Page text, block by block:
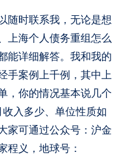
随时联系我，无论是想
上海个人债务重组怎么
能详细解答。我和我的
手案例上千例，其中上
，你的情况基本说几个
入多少、单位性质如
家可通过公众号：沪金
程义，地球号：